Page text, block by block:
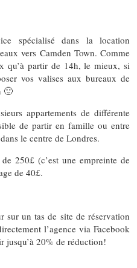
spécialisé dans la location
vers Camden Town. Comme
qu’à partir de 14h, le mieux, si
vos valises aux bureaux de
🙂
appartements de différente
de partir en famille ou entre
le centre de Londres.
250£ (c’est une empreinte de
de 40£.
sur un tas de site de réservation
l’agence via Facebook
jusqu’à 20% de réduction!